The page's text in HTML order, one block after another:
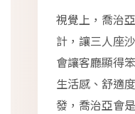
視覺上，喬治
計，讓三人座
會讓客廳顯得
生活感、舒適
發，喬治亞會